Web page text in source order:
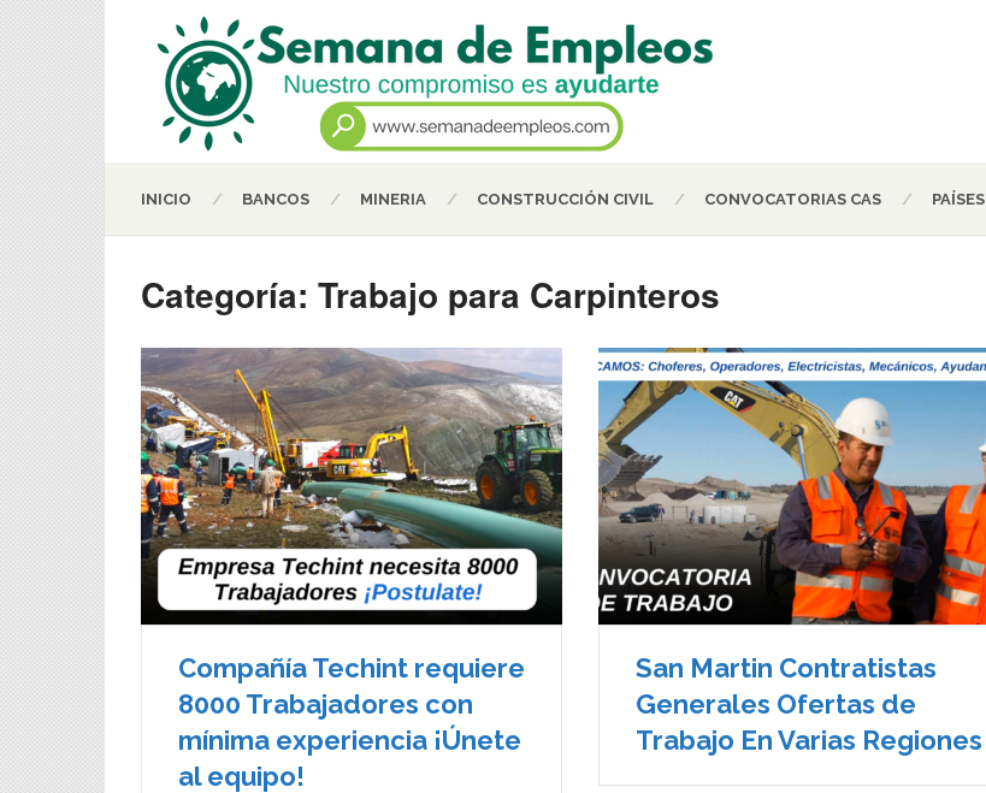
INICIO BANCOS MINERIA CONSTRUCCIÓN CIVIL CONVOCATORIAS CAS PAÍSES
Categoría: Trabajo para Carpinteros
Compañía Techint requiere
8000 Trabajadores con
mínima experiencia ¡Únete
al equipo!
San Martin Contratistas
Generales Ofertas de
Trabajo En Varias Regiones